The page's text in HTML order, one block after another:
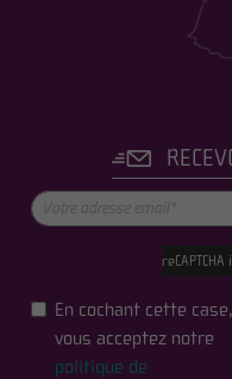
En cochant cette case,
vous acceptez notre
politique de